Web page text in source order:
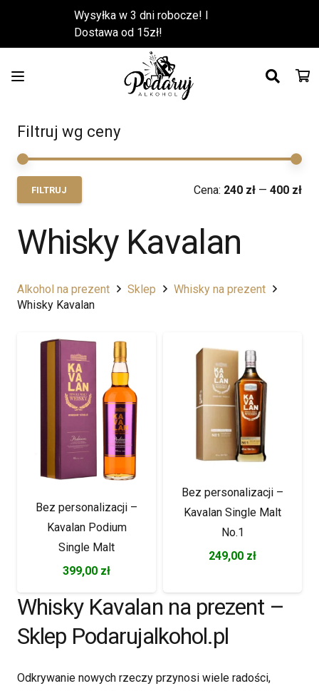
Wysyłka w 3 dni robocze! l
Dostawa od 15zł!
Whisky Kavalan
Alkohol na prezent Sklep
Whisky na prezent
Whisky Kavalan
Bez personalizacji –
Kavalan Podium
Single Malt
399,00 zł
Bez personalizacji –
Kavalan Single Malt
No.1
249,00 zł
Whisky Kavalan na prezent –
Sklep Podarujalkohol.pl
Odkrywanie nowych rzeczy przynosi wiele radości,
Filtruj wg ceny
FILTRUJ Cena: 240 zł — 400 zł